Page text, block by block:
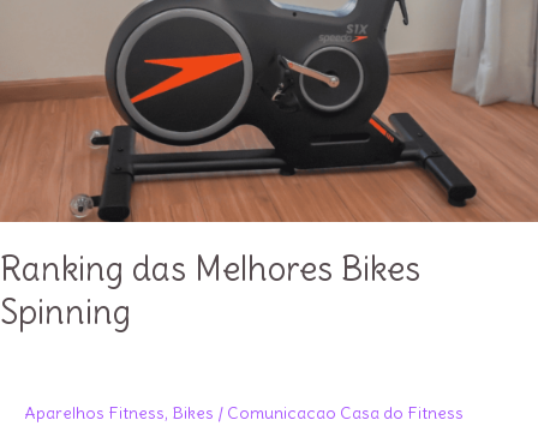
Ranking das Melhores Bikes
Spinning
Aparelhos Fitness, Bikes / Comunicacao Casa do Fitness